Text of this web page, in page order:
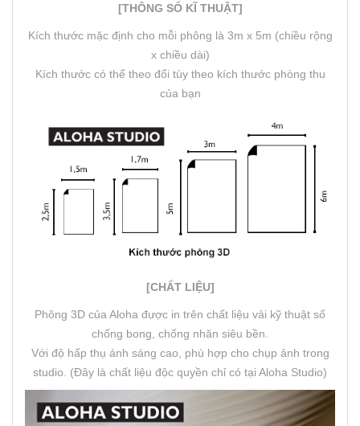
[THÔNG SỐ KĨ THUẬT]
Kích thước mặc định cho mỗi phông là 3m x 5m (chiều rộng
x chiều dài)
Kích thước có thể theo đổi tùy theo kích thước phòng thu
của bạn
[CHẤT LIỆU]
Phông 3D của Aloha được in trên chất liệu vải kỹ thuật số
chống bong, chống nhăn siêu bền.
Với độ hấp thụ ánh sáng cao, phù hợp cho chụp ảnh trong
studio. (Đây là chất liệu độc quyền chỉ có tại Aloha Studio)